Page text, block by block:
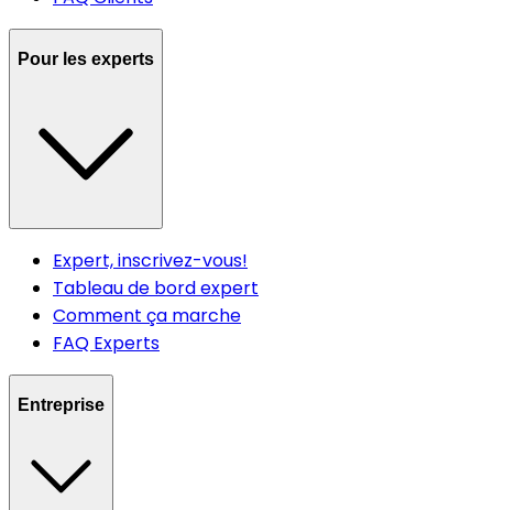
Pour les experts
Expert, inscrivez-vous!
Tableau de bord expert
Comment ça marche
FAQ Experts
Entreprise